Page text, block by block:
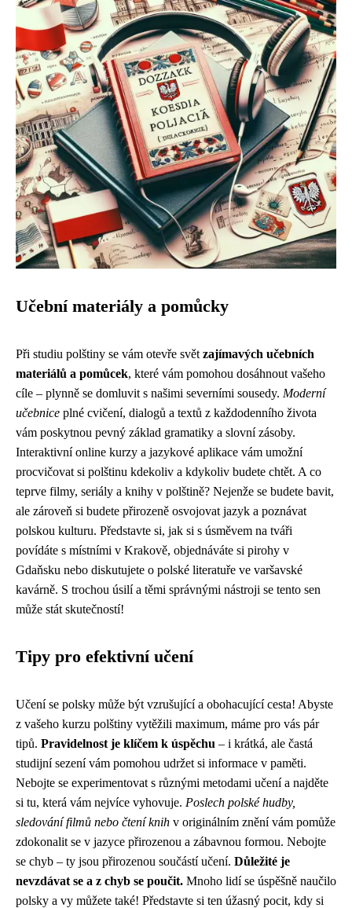
Učební materiály a pomůcky
Při studiu polštiny se vám otevře svět zajímavých učebních
materiálů a pomůcek, které vám pomohou dosáhnout vašeho
cíle – plynně se domluvit s našimi severními sousedy. Moderní
učebnice plné cvičení, dialogů a textů z každodenního života
vám poskytnou pevný základ gramatiky a slovní zásoby.
Interaktivní online kurzy a jazykové aplikace vám umožní
procvičovat si polštinu kdekoliv a kdykoliv budete chtět. A co
teprve filmy, seriály a knihy v polštině? Nejenže se budete bavit,
ale zároveň si budete přirozeně osvojovat jazyk a poznávat
polskou kulturu. Představte si, jak si s úsměvem na tváři
povídáte s místními v Krakově, objednáváte si pirohy v
Gdaňsku nebo diskutujete o polské literatuře ve varšavské
kavárně. S trochou úsilí a těmi správnými nástroji se tento sen
může stát skutečností!
Tipy pro efektivní učení
Učení se polsky může být vzrušující a obohacující cesta! Abyste
z vašeho kurzu polštiny vytěžili maximum, máme pro vás pár
tipů. Pravidelnost je klíčem k úspěchu – i krátká, ale častá
studijní sezení vám pomohou udržet si informace v paměti.
Nebojte se experimentovat s různými metodami učení a najděte
si tu, která vám nejvíce vyhovuje. Poslech polské hudby,
sledování filmů nebo čtení knih v originálním znění vám pomůže
zdokonalit se v jazyce přirozenou a zábavnou formou. Nebojte
se chyb – ty jsou přirozenou součástí učení. Důležité je
nevzdávat se a z chyb se poučit. Mnoho lidí se úspěšně naučilo
polsky a vy můžete také! Představte si ten úžasný pocit, kdy si